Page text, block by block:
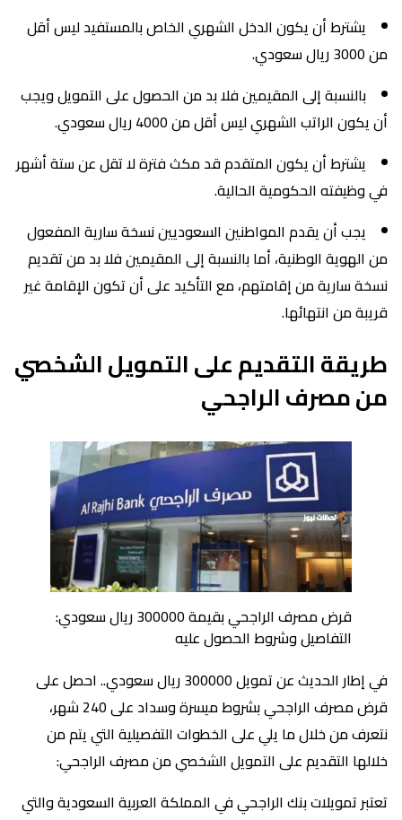
يشترط أن يكون الدخل الشهري الخاص بالمستفيد ليس أقل
من 3000 ريال سعودي.
بالنسبة إلى المقيمين فلا بد من الحصول على التمويل ويجب
أن يكون الراتب الشهري ليس أقل من 4000 ريال سعودي.
يشترط أن يكون المتقدم قد مكث فترة لا تقل عن ستة أشهر
في وظيفته الحكومية الحالية.
يجب أن يقدم المواطنين السعوديين نسخة سارية المفعول
من الهوية الوطنية، أما بالنسبة إلى المقيمين فلا بد من تقديم
نسخة سارية من إقامتهم، مع التأكيد على أن تكون الإقامة غير
قريبة من انتهائها.
طريقة التقديم على التمويل الشخصي
من مصرف الراجحي
قرض مصرف الراجحي بقيمة 300000 ريال سعودي:
التفاصيل وشروط الحصول عليه
في إطار الحديث عن تمويل 300000 ريال سعودي.. احصل على
قرض مصرف الراجحي بشروط ميسرة وسداد على 240 شهر،
نتعرف من خلال ما يلي على الخطوات التفصيلية التي يتم من
خلالها التقديم على التمويل الشخصي من مصرف الراجحي:
تعتبر تمويلات بنك الراجحي في المملكة العربية السعودية والتي